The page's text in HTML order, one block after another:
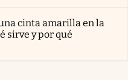
cinta amarilla en la
sirve y por qué